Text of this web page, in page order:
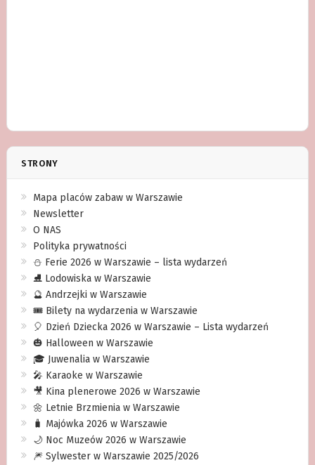
STRONY
Mapa placów zabaw w Warszawie
Newsletter
O NAS
Polityka prywatności
⛄️ Ferie 2026 w Warszawie – lista wydarzeń
⛸ Lodowiska w Warszawie
🔮 Andrzejki w Warszawie
🎟️ Bilety na wydarzenia w Warszawie
🎈 Dzień Dziecka 2026 w Warszawie – Lista wydarzeń
🎃 Halloween w Warszawie
🎓 Juwenalia w Warszawie
🎤 Karaoke w Warszawie
🎥 Kina plenerowe 2026 w Warszawie
🌼 Letnie Brzmienia w Warszawie
🧳 Majówka 2026 w Warszawie
🌙 Noc Muzeów 2026 w Warszawie
🎆 Sylwester w Warszawie 2025/2026